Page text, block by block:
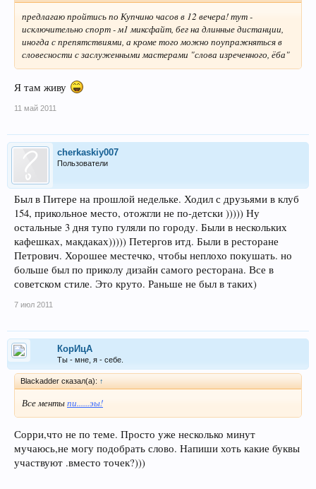
предлагаю пройтись по Купчино часов в 12 вечера! тут -
исключительно спорт - м1 миксфайт, бег на длинные дистанции,
иногда с препятствиями, а кроме того можно поупражняться в
словесности с заслуженными мастерами "слова изреченного, ёба"
Я там живу
11 май 2011
cherkaskiy007
Пользователи
Был в Питере на прошлой недельке. Ходил с друзьями в клуб
154, прикольное место, отожгли не по-детски ))))) Ну
остальные 3 дня тупо гуляли по городу. Были в нескольких
кафешках, макдаках))))) Петергов итд. Были в ресторане
Петрович. Хорошее местечко, чтобы неплохо покушать. но
больше был по приколу дизайн самого ресторана. Все в
советском стиле. Это круто. Раньше не был в таких)
7 июл 2011
КорИцА
Ты - мне, я - себе.
Blackadder сказал(а): ↑
Все ментыпи......эы!
Сорри,что не по теме. Просто уже несколько минут
мучаюсь,не могу подобрать слово. Напиши хоть какие буквы
участвуют .вместо точек?)))